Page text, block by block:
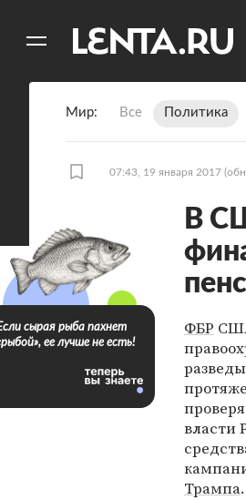
Мир Все Политика
07:43, 19 января 2017
В
ФБР
власти
Трампа
сырая рыба пахнет
ее лучше не есть!